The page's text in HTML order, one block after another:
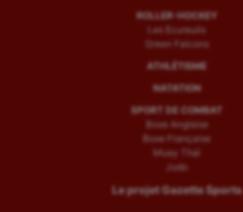
ROLLER-HOCKEY
Les Ecureuils
Green Falcons
ATHLÉTISME
NATATION
SPORT DE COMBAT
Boxe Anglaise
Boxe Française
Muay Thaï
Judo
Le projet Gazette Sports